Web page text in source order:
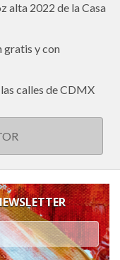
alta 2022 de la Casa
gratis y con
calles de CDMX